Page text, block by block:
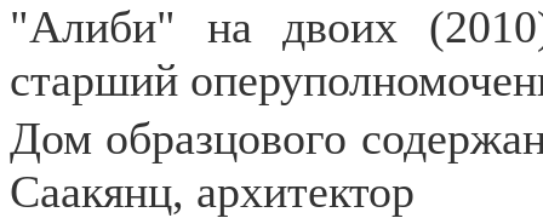
"Алиби" на двоих
старший
Дом образцового
Саакянц, архитектор